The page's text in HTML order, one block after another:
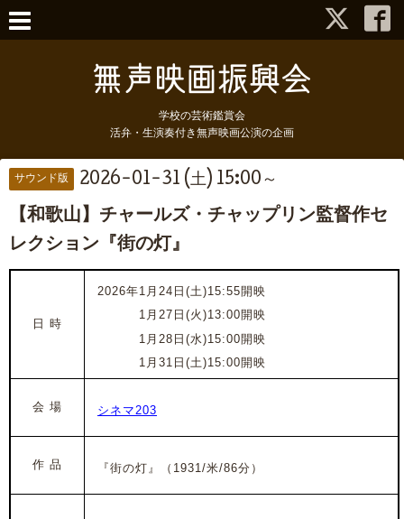
学校の芸術鑑賞会
活弁・生演奏付き無声映画公演の企画
サウンド版 2026-01-31 (土) 15:00～
【和歌山】チャールズ・チャップリン監督作セ
レクション『街の灯』
日 時
2026年1月24日(土)15:55開映
1月27日(火)13:00開映
1月28日(水)15:00開映
1月31日(土)15:00開映
会 場 シネマ203
作 品 『街の灯』（1931/米/86分）